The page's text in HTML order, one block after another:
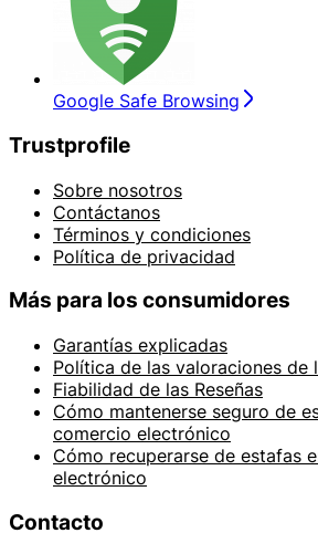
Google Safe Browsing
Trustprofile
Sobre nosotros
Contáctanos
Términos y condiciones
Política de privacidad
Más para los consumidores
Garantías explicadas
Política de las valoraciones de
Fiabilidad de las Reseñas
Cómo mantenerse seguro de
comercio electrónico
Cómo recuperarse de estafas
electrónico
Contacto